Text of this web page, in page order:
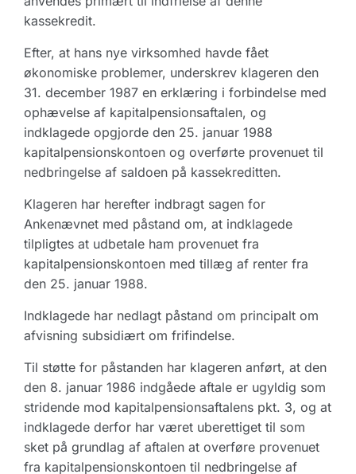
kassekredit.
Efter, at hans nye virksomhed havde fået
økonomiske problemer, underskrev klageren den
31. december 1987 en erklæring i forbindelse med
ophævelse af kapitalpensionsaftalen, og
indklagede opgjorde den 25. januar 1988
kapitalpensionskontoen og overførte provenuet til
nedbringelse af saldoen på kassekreditten.
Klageren har herefter indbragt sagen for
Ankenævnet med påstand om, at indklagede
tilpligtes at udbetale ham provenuet fra
kapitalpensionskontoen med tillæg af renter fra
den 25. januar 1988.
Indklagede har nedlagt påstand om principalt om
afvisning subsidiært om frifindelse.
Til støtte for påstanden har klageren anført, at den
den 8. januar 1986 indgåede aftale er ugyldig som
stridende mod kapitalpensionsaftalens pkt. 3, og at
indklagede derfor har været uberettiget til som
sket på grundlag af aftalen at overføre provenuet
fra kapitalpensionskontoen til nedbringelse af